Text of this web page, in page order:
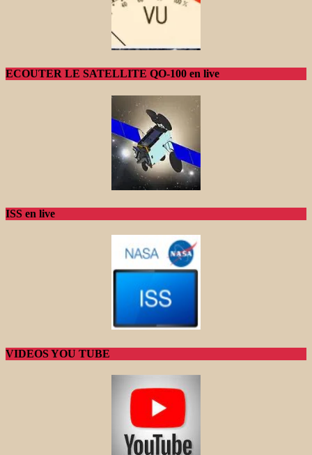
ECOUTER LE SATELLITE QO-100 en live
ISS en live
VIDEOS YOU TUBE